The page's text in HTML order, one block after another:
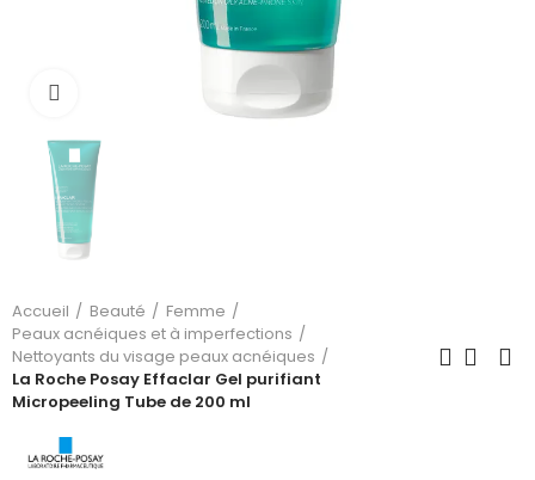
Cliquez pour agrandir
Accueil Beauté
Femme
Peaux acnéiques et à imperfections
Nettoyants du visage peaux acnéiques
La Roche Posay Effaclar Gel purifiant
Micropeeling Tube de 200 ml